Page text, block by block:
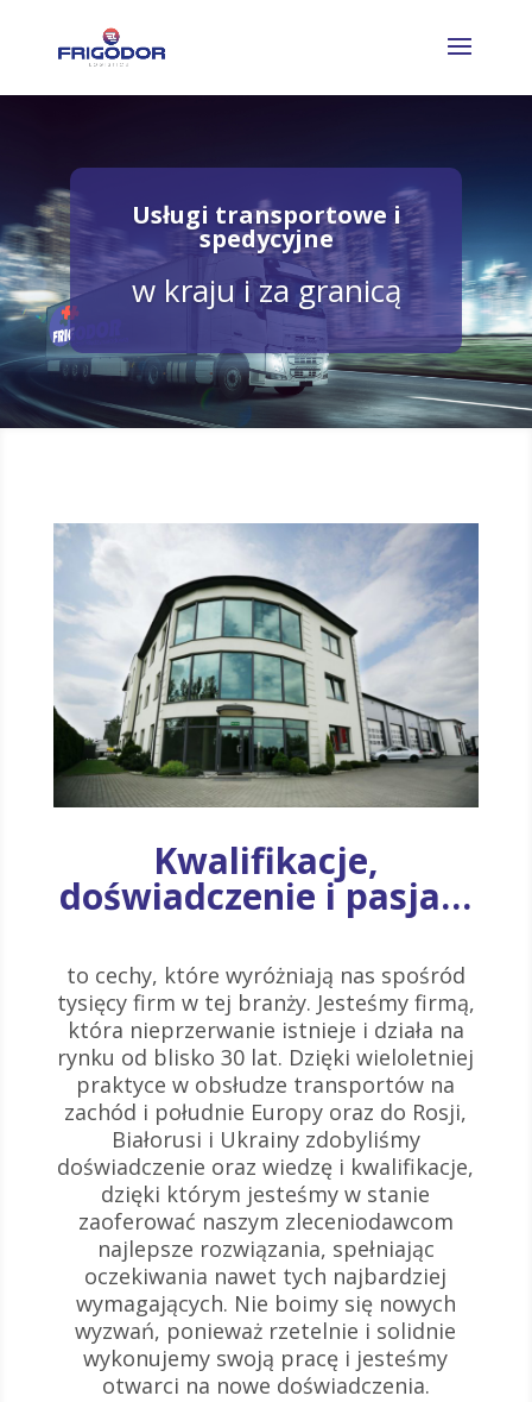
Usługi transportowe i
spedycyjne
w kraju i za granicą
Kwalifikacje,
doświadczenie i pasja…
to cechy, które wyróżniają nas spośród
tysięcy firm w tej branży. Jesteśmy firmą,
która nieprzerwanie istnieje i działa na
rynku od blisko 30 lat. Dzięki wieloletniej
praktyce w obsłudze transportów na
zachód i południe Europy oraz do Rosji,
Białorusi i Ukrainy zdobyliśmy
doświadczenie oraz wiedzę i kwalifikacje,
dzięki którym jesteśmy w stanie
zaoferować naszym zleceniodawcom
najlepsze rozwiązania, spełniając
oczekiwania nawet tych najbardziej
wymagających. Nie boimy się nowych
wyzwań, ponieważ rzetelnie i solidnie
wykonujemy swoją pracę i jesteśmy
otwarci na nowe doświadczenia.